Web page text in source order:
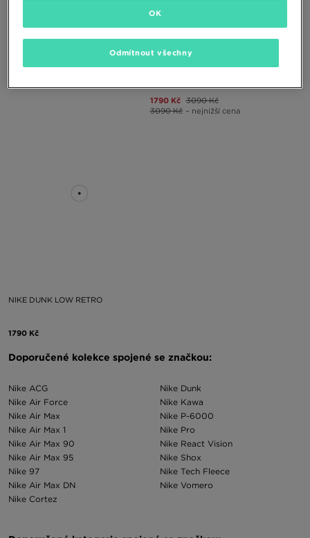
NIKE DUNK LOW RETRO
NIKE DUNK LOW RETRO
1790 Kč 3090 Kč
3090 Kč – nejnižší cena
NIKE DUNK LOW RETRO
1790 Kč
Doporučené kolekce spojené se značkou:
Nike ACG
Nike Air Force
Nike Air Max
Nike Air Max 1
Nike Air Max 90
Nike Air Max 95
Nike 97
Nike Air Max DN
Nike Cortez
Nike Dunk
Nike Kawa
Nike P-6000
Nike Pro
Nike React Vision
Nike Shox
Nike Tech Fleece
Nike Vomero
Odmítnout všechny
OK